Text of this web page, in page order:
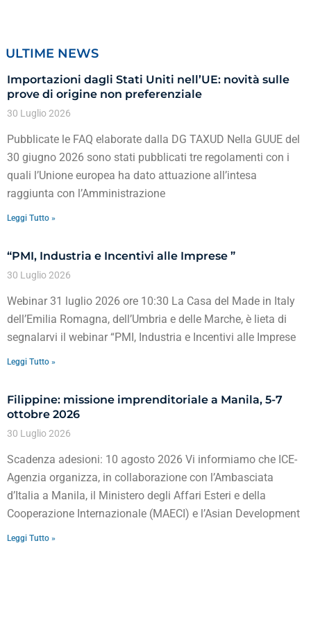
ULTIME NEWS
Importazioni dagli Stati Uniti nell’UE: novità sulle
prove di origine non preferenziale
30 Luglio 2026
Pubblicate le FAQ elaborate dalla DG TAXUD Nella GUUE del
30 giugno 2026 sono stati pubblicati tre regolamenti con i
quali l’Unione europea ha dato attuazione all’intesa
raggiunta con l’Amministrazione
Leggi Tutto »
“PMI, Industria e Incentivi alle Imprese ”
30 Luglio 2026
Webinar 31 luglio 2026 ore 10:30 La Casa del Made in Italy
dell’Emilia Romagna, dell’Umbria e delle Marche, è lieta di
segnalarvi il webinar “PMI, Industria e Incentivi alle Imprese
Leggi Tutto »
Filippine: missione imprenditoriale a Manila, 5-7
ottobre 2026
30 Luglio 2026
Scadenza adesioni: 10 agosto 2026 Vi informiamo che ICE-
Agenzia organizza, in collaborazione con l’Ambasciata
d’Italia a Manila, il Ministero degli Affari Esteri e della
Cooperazione Internazionale (MAECI) e l’Asian Development
Leggi Tutto »